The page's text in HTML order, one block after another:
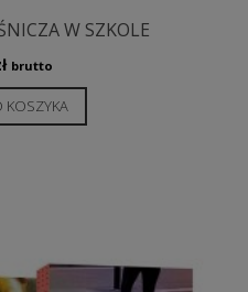
W SZKOLE
brutto
KOSZYKA